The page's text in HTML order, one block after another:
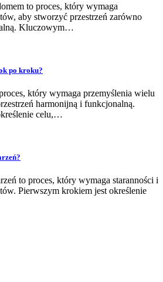
to proces, który wymaga
aby stworzyć przestrzeń zarówno
Kluczowym…
po kroku?
który wymaga przemyślenia wielu
harmonijną i funkcjonalną.
celu,…
to proces, który wymaga staranności i
Pierwszym krokiem jest określenie